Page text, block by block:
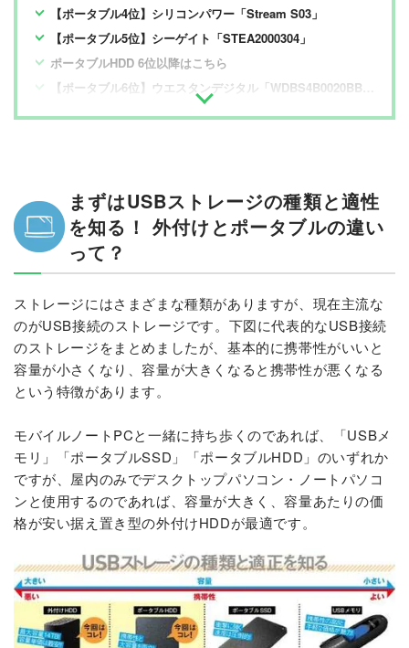
【ポータブル4位】シリコンパワー「Stream S03」
【ポータブル5位】シーゲイト「STEA2000304」
ポータブルHDD 6位以降はこちら
【ポータブル6位】ウエスタンデジタル「WDBS4B0020BBK-WESN」
パソコン使用と家電使用の場合それぞれで見るべき点
①容量単価 容量と価格のバランスで選べば6TBか8TB!
②家電対応 基本は家電で使えるが対応品ならより万全
③冷却システム 冷却性能をとるか静音性をとるか
④バンドルソフト バンドルソフトで大事なデータを守る
⑤自作外付けHDD 目的に合わせて使用するHDDを選ぶ
6つのポイントを徹底比較！
【外付けHDD1位】シーゲイト「STEB8000301」
【外付けHDD2位】バッファロー「HD-AD8U3」
外付けHDD4位以降はこちら
【外付けHDD4位】ウエスタンデジタル「My Book」
【外付けHDD4位】ウエスタンデジタル「WD Elements Desktop」
まずはUSBストレージの種類と適性
を知る！ 外付けとポータブルの違い
って？
ストレージにはさまざまな種類がありますが、現在主流な
のがUSB接続のストレージです。下図に代表的なUSB接続
のストレージをまとめましたが、基本的に携帯性がいいと
容量が小さくなり、容量が大きくなると携帯性が悪くなる
という特徴があります。
モバイルノートPCと一緒に持ち歩くのであれば、「USBメ
モリ」「ポータブルSSD」「ポータブルHDD」のいずれか
ですが、屋内のみでデスクトップパソコン・ノートパソコ
ンと使用するのであれば、容量が大きく、容量あたりの価
格が安い据え置き型の外付けHDDが最適です。